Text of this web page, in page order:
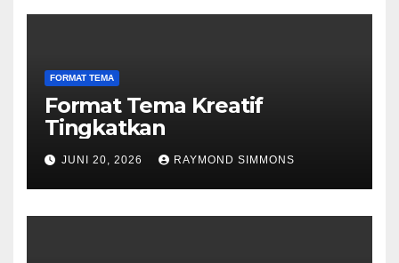
FORMAT TEMA
Format Tema Kreatif
Tingkatkan
JUNI 20, 2026 RAYMOND SIMMONS